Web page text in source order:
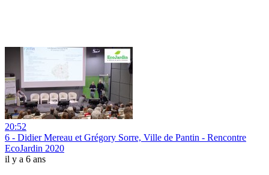
20:52
6 - Didier Mereau et Grégory Sorre, Ville de Pantin - Rencontre
EcoJardin 2020
il y a 6 ans